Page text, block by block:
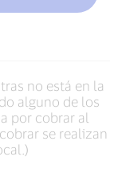
no está en la
alguno de los
por cobrar al
se realizan